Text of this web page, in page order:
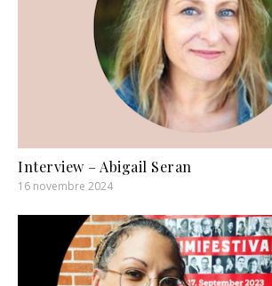
Interview – Abigail Seran
16 novembre 2024